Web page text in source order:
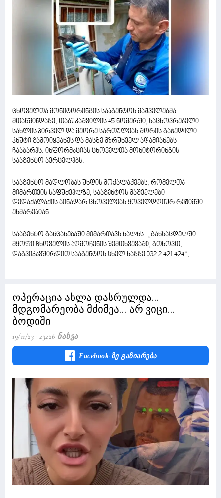
ცხოველთა მონიტორინგის სააგენტოს მაშველებმა
მთაწმინდაზე, თაბუკაშვილის 45 ნომერში, საცხოვრებელი
სახლის პირველ და მეორე სართულებს შორის გაჭედილი
კნუტი გამოიყვანეს და მასზე მზრუნველ ადამიანებს
ჩააბარეს. ინფორმაციას ცხოველთა მონიტორინგის
სააგენტო ავრცელებს.
სააგენტო მადლობას უხდის მოქალაქეებს, რომელთა
მიმართვის საფუძველზე, სააგენტოს მაშველები
დედაქალაქის ბინადარ ცხოველებს ყოველდღიურ რეჟიმში
ეხმარებიან.
სააგენტო განცახებაში მიმართავს ხალხს_ „განსაცდელში
მყოფი ცხოველის აღმოჩენის შემთხვევაში, გთხოვთ,
დაგვიკავშირდით სააგენტოს ცხელ ხაზზე 032 2 421 424“,
ოპერაცია ახლა დასრულდა...
მდგომარეობა მძიმეა... არ ვიცი...
ბოდიში
19/11/23 23226 Ნახვა
Facebook-Ზე Გაზიარება